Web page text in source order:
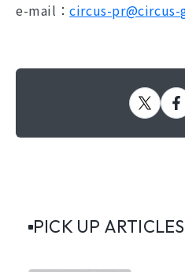
e-mail：circus-
PICK UP ARTICLES